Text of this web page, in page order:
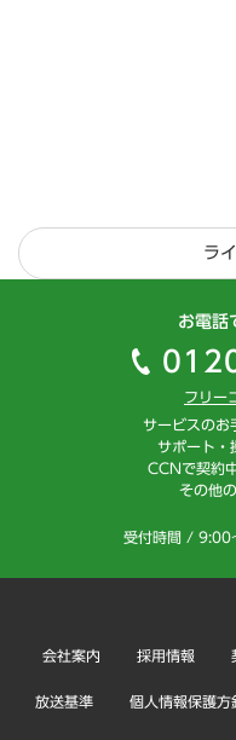
ラ
お電話
フリー
サービスのお
サポート・
CCNで契約
その他
受付時間 / 9:00
会社案内 採用情報
放送基準 個人情報保護方